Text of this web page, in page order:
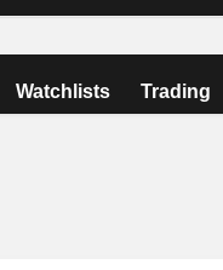
Watchlists Trading